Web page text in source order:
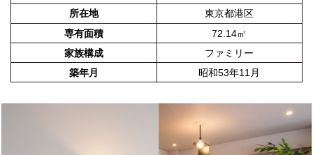
所在地
東京都港区
専有面積
72.14㎡
家族構成
ファミリー
築年月
昭和53年11月